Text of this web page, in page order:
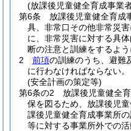
(放課後児童健全育成事業
第6条
放課後児童健全育成
具、非常口その他非常災
に、非常災害に対する具
断の注意と訓練をするよ
2
前項の訓練のうち、避難
に行わなければならない。
(安全計画の策定等)
第6条の2
放課後児童健全
保を図るため、放課後児
課後児童健全育成事業所
等に対する事業所外での